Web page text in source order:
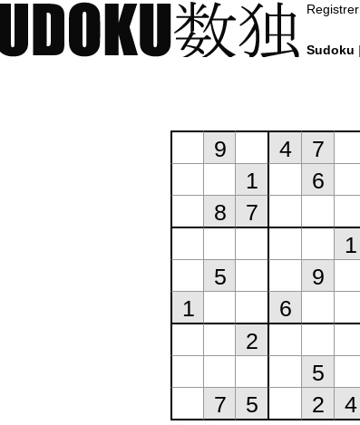
Sudoku |